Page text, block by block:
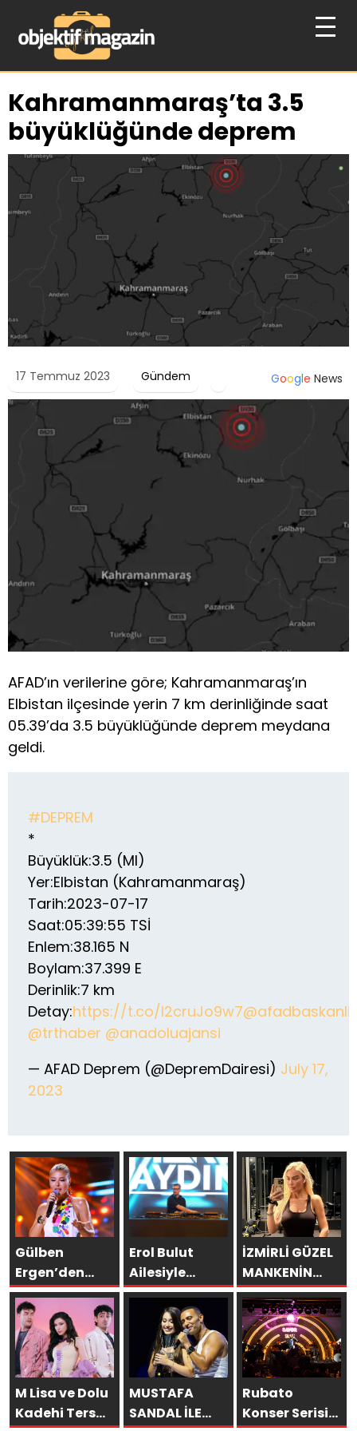
Kahramanmaraş’ta 3.5
büyüklüğünde deprem
17 Temmuz 2023 Gündem Google News
AFAD’ın verilerine göre; Kahramanmaraş’ın
Elbistan ilçesinde yerin 7 km derinliğinde saat
05.39’da 3.5 büyüklüğünde deprem meydana
geldi.
#DEPREM
*
Büyüklük:3.5 (Ml)
Yer:Elbistan (Kahramanmaraş)
Tarih:2023-07-17
Saat:05:39:55 TSİ
Enlem:38.165 N
Boylam:37.399 E
Derinlik:7 km
Detay:https://t.co/I2cruJo9w7@afadbaskanlik
@trthaber @anadoluajansi
— AFAD Deprem (@DepremDairesi) July 17,
2023
Gülben
Ergen’den
Kıbrıs’ta
Yapay Zekâ
Çıkışı
Erol Bulut
Ailesiyle
Başka
Resort’ta
Unutulmaz Bir
Tatil Yaşadı
İZMİRLİ GÜZEL
MANKENİN
KULİSLERİ
HAREKETLENDİ:
YENİ PROJELER
YOLDA!
M Lisa ve Dolu
Kadehi Ters
MUSTAFA
SANDAL İLE
Rubato
Konser Serisi